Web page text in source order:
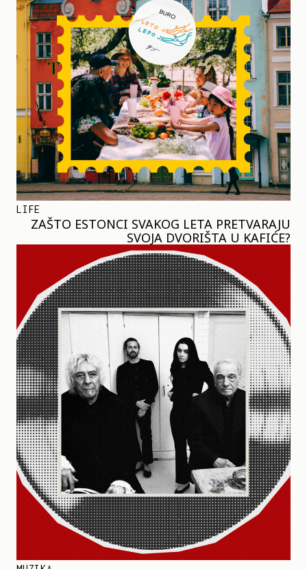
LIFE
ZAŠTO ESTONCI SVAKOG LETA PRETVARAJU
SVOJA DVORIŠTA U KAFIĆE?